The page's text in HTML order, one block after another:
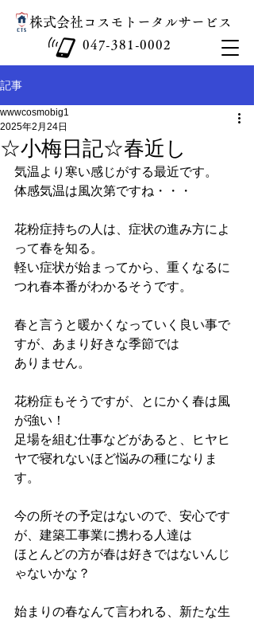
​株式会社コスモトータルサービス
047-381-0002
記事
☆小梅日記☆春近し
wwwcosmobig1
2025年2月24日
気温より寒い感じがする最近です。
体感気温は風次第ですね・・・
花粉症持ちの人は、症状の進み方によ
って春を知る。
軽い症状が始まってから、重くなるに
つれ春本番がわかるそうです。
春と言うと暖かくなっていく良い事で
すが、あまり好きな季節では
ありません。
花粉症もそうですが、とにかく春は風
が強い！
足場を組む仕事などがあると、ヒヤヒ
ヤで寝れないほど悩みの種になりま
す。
今の所その予定はないので、安心です
が、建築工事業に携わる人達は
ほとんどの方が春は好きではないんじ
ゃないかな？
始まりの春なんて言われる、新たな生